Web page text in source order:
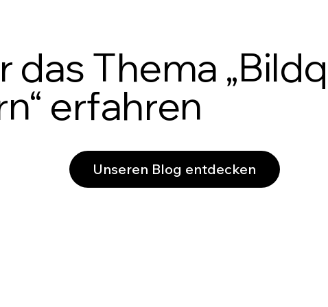
das Thema
erfahren
Unseren Blog entdecken